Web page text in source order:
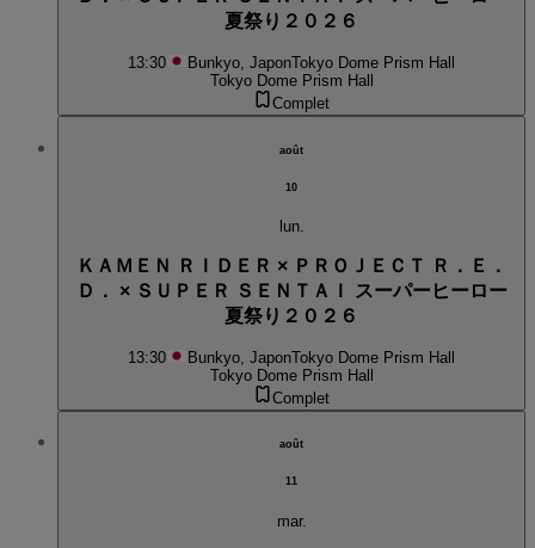
夏祭り２０２６
13:30 Bunkyo, JaponTokyo Dome Prism Hall
Tokyo Dome Prism Hall
Complet
août
10
lun.
ＫＡＭＥＮ ＲＩＤＥＲ × ＰＲＯＪＥＣＴ Ｒ．Ｅ．
Ｄ． × ＳＵＰＥＲ ＳＥＮＴＡＩ スーパーヒーロー
夏祭り２０２６
13:30 Bunkyo, JaponTokyo Dome Prism Hall
Tokyo Dome Prism Hall
Complet
août
11
mar.